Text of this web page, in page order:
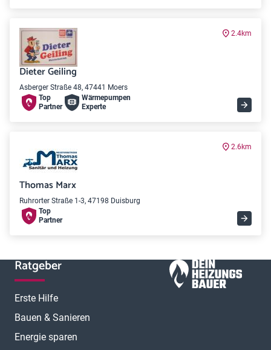
2.4km
Dieter Geiling
Asberger Straße 48, 47441 Moers
Top
Partner
Wärme­pumpen
Experte
2.6km
Thomas Marx
Ruhrorter Straße 1-3, 47198 Duisburg
Top
Partner
Ratgeber
Erste Hilfe
Bauen & Sanieren
Energie sparen